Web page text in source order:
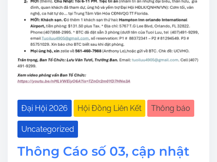
Đại Hội 2026 Hội Đồng Liên Kết Thông báo
Uncategorized
Thông Cáo số 03, cập nhật